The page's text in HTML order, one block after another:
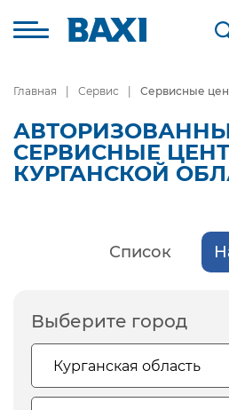
Главная Сервис Сервисные
СЕРВИСНЫЕ
КУРГАНСКОЙ
Список
Выберите город